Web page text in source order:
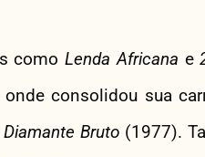
comoLenda Africana e
consolidou sua
Diamante Bruto (1977).